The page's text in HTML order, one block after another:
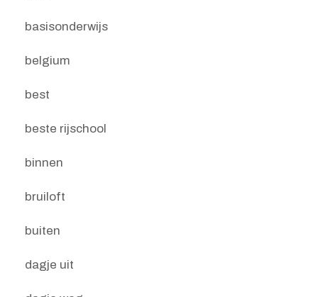
basisonderwijs
belgium
best
beste rijschool
binnen
bruiloft
buiten
dagje uit